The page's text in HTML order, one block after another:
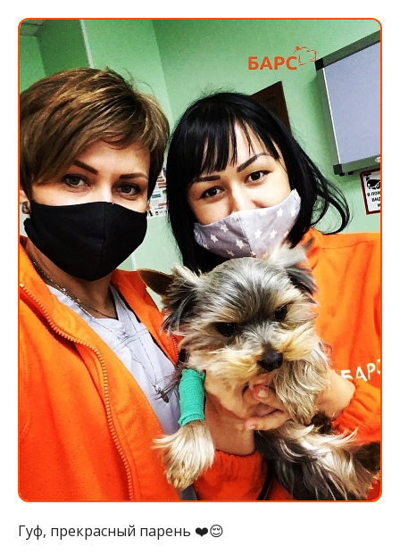
Гуф, прекрасный парень ❤️😌